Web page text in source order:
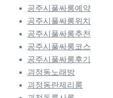
공주시풀싸롱예약
공주시풀싸롱위치
공주시풀싸롱추천
공주시풀싸롱코스
공주시풀싸롱후기
괴정동노래방
괴정동란제리룸